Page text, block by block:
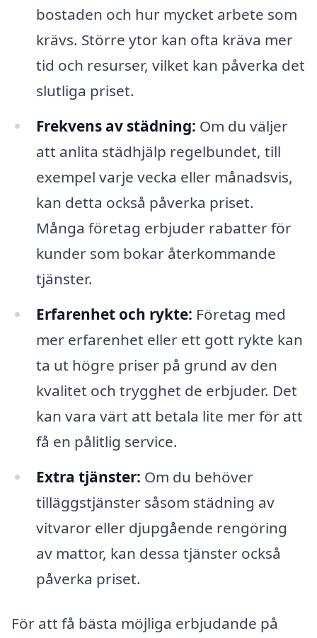
bostaden och hur mycket arbete som
krävs. Större ytor kan ofta kräva mer
tid och resurser, vilket kan påverka det
slutliga priset.
Frekvens av städning: Om du väljer
att anlita städhjälp regelbundet, till
exempel varje vecka eller månadsvis,
kan detta också påverka priset.
Många företag erbjuder rabatter för
kunder som bokar återkommande
tjänster.
Erfarenhet och rykte: Företag med
mer erfarenhet eller ett gott rykte kan
ta ut högre priser på grund av den
kvalitet och trygghet de erbjuder. Det
kan vara värt att betala lite mer för att
få en pålitlig service.
Extra tjänster: Om du behöver
tilläggstjänster såsom städning av
vitvaror eller djupgående rengöring
av mattor, kan dessa tjänster också
påverka priset.
För att få bästa möjliga erbjudande på